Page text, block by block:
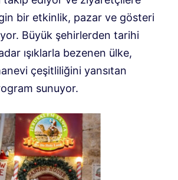
bir etkinlik, pazar ve gösteri
Büyük şehirlerden tarihi
ışıklarla bezenen ülke,
çeşitliliğini yansıtan
sunuyor.